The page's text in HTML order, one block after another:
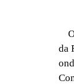
O
da